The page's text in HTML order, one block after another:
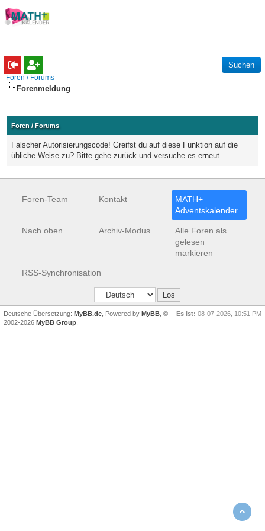
Foren / Forums
Forenmeldung
Foren / Forums
Falscher Autorisierungscode! Greifst du auf diese Funktion auf die
übliche Weise zu? Bitte gehe zurück und versuche es erneut.
Foren-Team Kontakt
MATH+
Adventskalender
Nach oben Archiv-Modus
Alle Foren als
gelesen
markieren
RSS-Synchronisation
Es ist: 08-07-2026, 10:51 PM
Deutsche Übersetzung: MyBB.de , Powered by MyBB , ©
2002-2026 MyBB Group